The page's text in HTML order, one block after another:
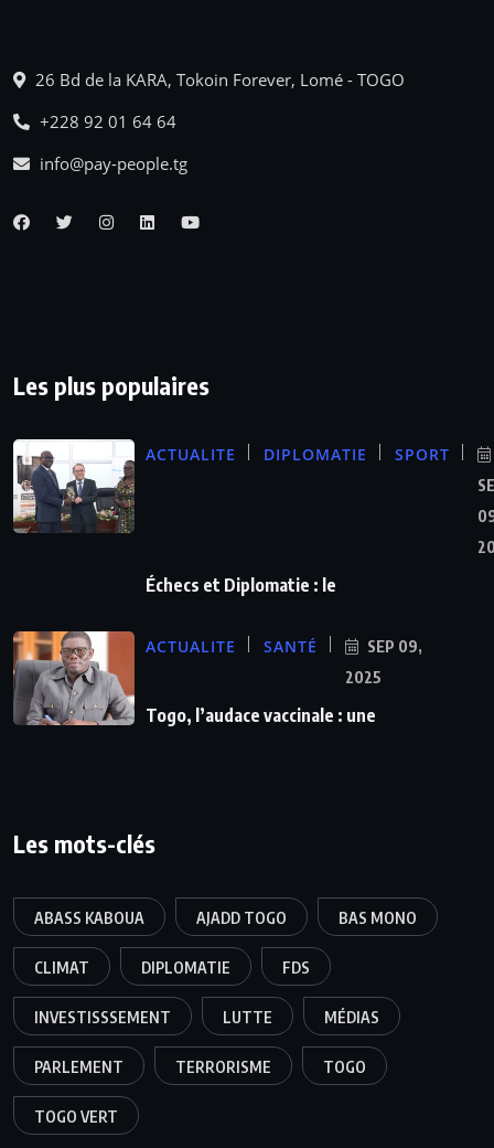
26 Bd de la KARA, Tokoin Forever, Lomé - TOGO
+228 92 01 64 64
info@pay-people.tg
Les plus populaires
ACTUALITE DIPLOMATIE SPORT
Échecs et Diplomatie : le
ACTUALITE SANTÉ
SEP 09,
2025
Togo, l’audace vaccinale : une
Les mots-clés
ABASS KABOUA AJADD TOGO BAS MONO
CLIMAT DIPLOMATIE FDS
INVESTISSSEMENT LUTTE MÉDIAS
PARLEMENT TERRORISME TOGO
TOGO VERT